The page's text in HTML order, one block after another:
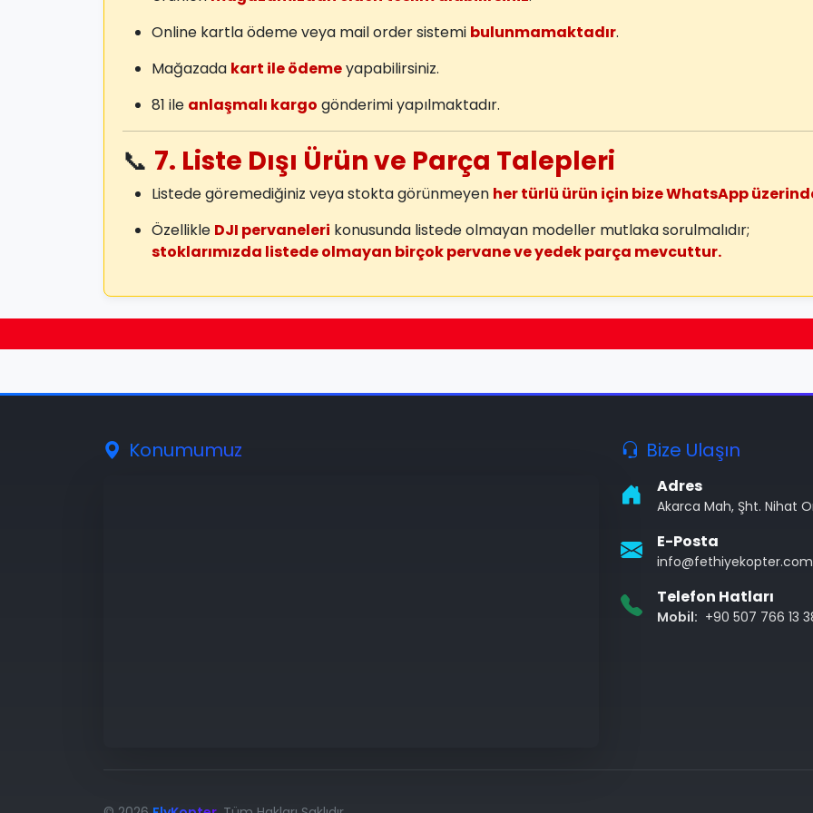
Online kartla ödeme veya mail order sistemi bulunmamaktadır.
Mağazada kart ile ödemeyapabilirsiniz.
81 ile anlaşmalı kargo gönderimi yapılmaktadır.
📞 7. Liste Dışı Ürün ve Parça Talepleri
Listede göremediğiniz veya stokta görünmeyen her türlü ürün için bize WhatsApp
Özellikle DJI pervaneleri konusunda listede olmayan modeller mutlaka sorulmalıdır;
stoklarımızda listede olmayan birçok pervane ve yedek parça mevcuttur.
Konumumuz Bize Ulaşın
Adres
Akarca Mah, Şht. Nihat
E-Posta
info@fethiyekopter.com
Telefon Hatları
Mobil: +90 507 766 13